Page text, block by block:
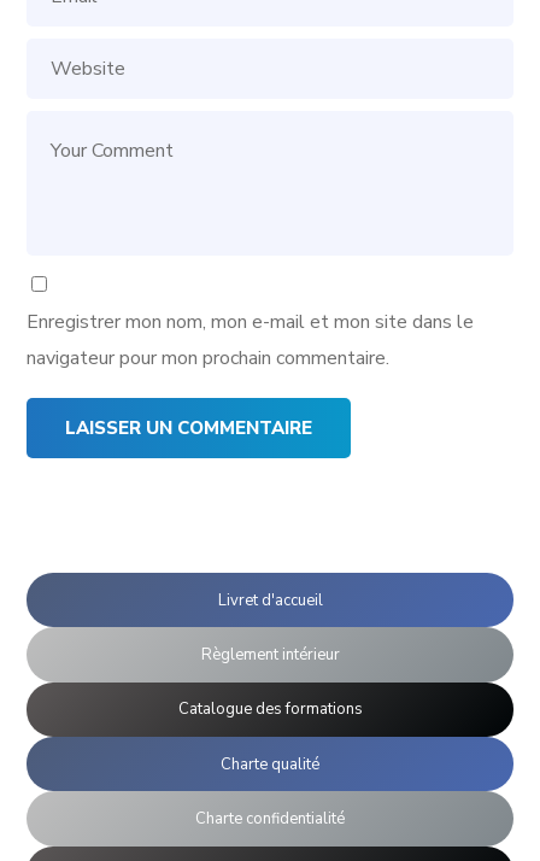
Enregistrer mon nom, mon e-mail et mon site dans le
navigateur pour mon prochain commentaire.
Livret d'accueil
Règlement intérieur
Catalogue des formations
Charte qualité
Charte confidentialité